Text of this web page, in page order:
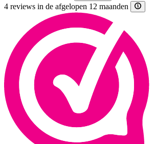
4 reviews in de afgelopen 12 maanden